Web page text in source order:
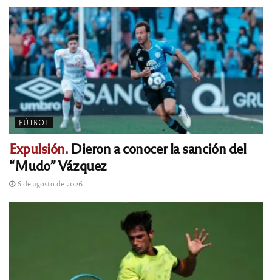
FÚTBOL
Expulsión.Dieron a conocer la sanción del
“Mudo” Vázquez
6 de agosto de 2026